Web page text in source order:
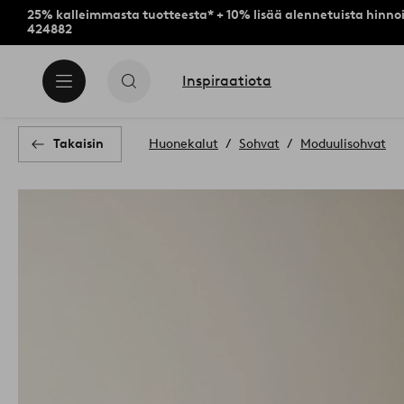
25% kalleimmasta tuotteesta* + 10% lisää alennetuista
424882
Inspiraatiota
Takaisin Huonekalut Sohvat Moduulisohvat